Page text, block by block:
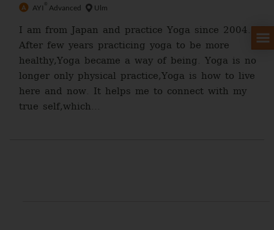
AYI ® Advanced Ulm
I am from Japan and practice Yoga since 2004.
After few years practicing yoga to be more
healthy,Yoga became a way of being. Yoga is no
longer only physical practice,Yoga is how to live
here and now. It helps me to connect with my
true self,which...